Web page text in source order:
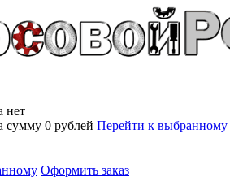
нет
сумму 0 рублей Перейти к выбранному
Оформить заказ